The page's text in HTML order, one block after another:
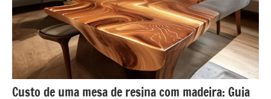
resinadas.
Custo de uma mesa de resina com madeira: Guia